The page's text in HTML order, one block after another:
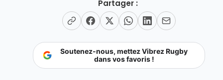
Partager :
Soutenez-nous, mettez Vibrez Rugby
dans vos favoris !